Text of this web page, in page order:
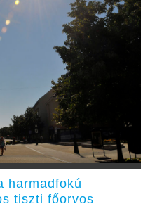
harmadfokú
tiszti főorvos